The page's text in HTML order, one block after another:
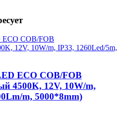
ECO COB/FOB
4500K, 12V, 10W/m,
m, 5000*8mm)